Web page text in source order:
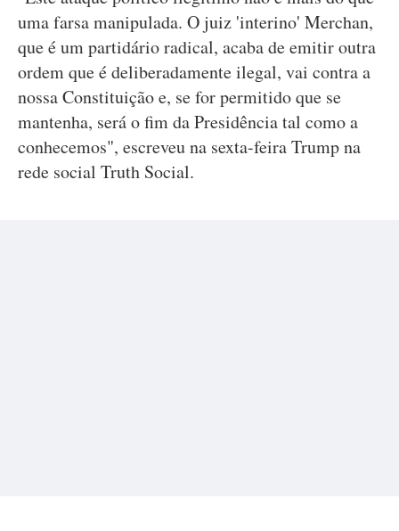
uma farsa manipulada. O juiz 'interino' Merchan,
que é um partidário radical, acaba de emitir outra
ordem que é deliberadamente ilegal, vai contra a
nossa Constituição e, se for permitido que se
mantenha, será o fim da Presidência tal como a
conhecemos", escreveu na sexta-feira Trump na
rede social Truth Social.